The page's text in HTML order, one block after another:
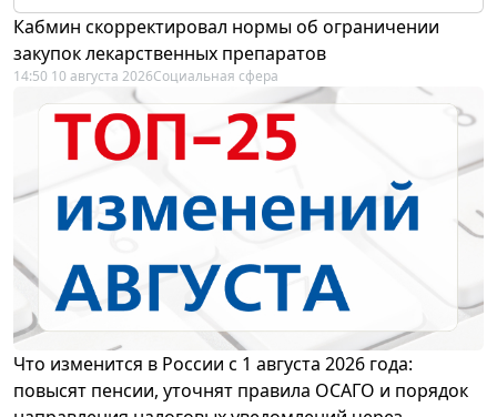
Кабмин скорректировал нормы об ограничении
закупок лекарственных препаратов
14:50 10 августа 2026Социальная сфера
Что изменится в России с 1 августа 2026 года:
повысят пенсии, уточнят правила ОСАГО и порядок